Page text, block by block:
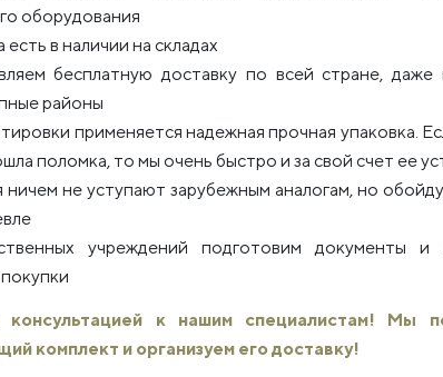
оборудования
есть в наличии на складах
бесплатную доставку по всей стране, даже
районы
применяется надежная прочная упаковка.
поломка, то мы очень быстро и за свой счет ее
ничем не уступают зарубежным аналогам, но
учреждений подготовим документы
консультацией к нашим специалистам! Мы
комплект и организуем его доставку!